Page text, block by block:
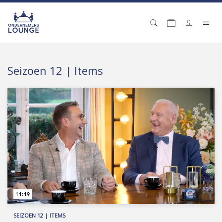
Seizoen 12 | Items
SEIZOEN 12 | ITEMS
11:19